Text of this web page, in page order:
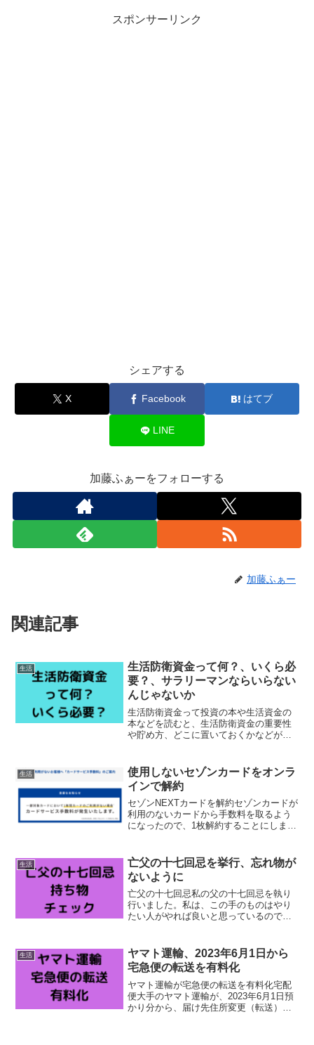
スポンサーリンク
シェアする
X Facebook はてブ
LINE
加藤ふぁーをフォローする
加藤ふぁー
関連記事
生活
生活防衛資金って何？、いくら必
要？、サラリーマンならいらない
んじゃないか
生活防衛資金って投資の本や生活資金の
本などを読むと、生活防衛資金の重要性
や貯め方、どこに置いておくかなどが必
金ということになります。 会社の倒産 病
気で働くのが困難に 事...
生活
使用しないセゾンカードをオンラ
インで解約
セゾンNEXTカードを解約セゾンカードが
利用のないカードから手数料を取るよう
になったので、1枚解約することにしまし
なので。解約するのは、セゾンNEXTカー
ドで、全く使...
生活
亡父の十七回忌を挙行、忘れ物が
ないように
亡父の十七回忌私の父の十七回忌を執り
行いました。私は、この手のものはやり
たい人がやれば良いと思っているので、
一日時間を取られるのは大変なので、孫
以下の参加はなしで。母と...
生活
ヤマト運輸、2023年6月1日から
宅急便の転送を有料化
ヤマト運輸が宅急便の転送を有料化宅配
便大手のヤマト運輸が、2023年6月1日預
かり分から、届け先住所変更（転送）時